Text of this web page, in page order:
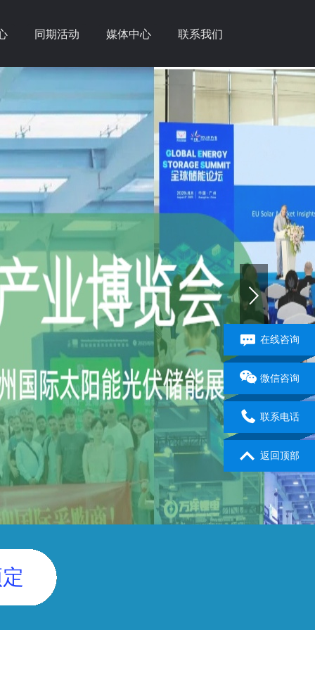
同期活动 媒体中心 联系我们
在线咨询
微信咨询
联系电话
返回顶部